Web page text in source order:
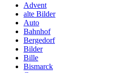
Advent
alte Bilder
Auto
Bahnhof
Bergedorf
Bilder
Bille
Bismarck